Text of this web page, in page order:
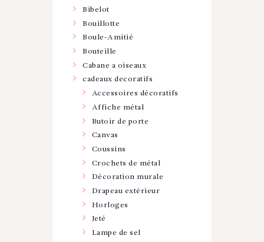
Bibelot
Bouillotte
Boule-Amitié
Bouteille
Cabane a oiseaux
cadeaux decoratifs
Accessoires décoratifs
Affiche métal
Butoir de porte
Canvas
Coussins
Crochets de métal
Décoration murale
Drapeau extérieur
Horloges
Jeté
Lampe de sel